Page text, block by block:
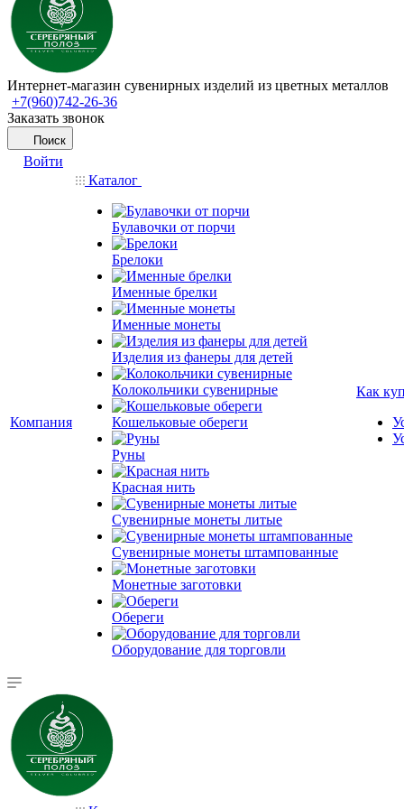
Интернет-магазин сувенирных изделий из цветных металлов
+7(960)742-26-36
Заказать звонок
Поиск
Войти
Компания
Каталог
Булавочки от порчи
Брелоки
Именные брелки
Именные монеты
Изделия из фанеры для детей
Колокольчики сувенирные
Кошельковые обереги
Руны
Красная нить
Сувенирные монеты литые
Сувенирные монеты штампованные
Монетные заготовки
Обереги
Оборудование для торговли
Как